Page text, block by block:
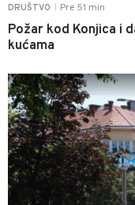
DRUŠTVO Pre 51 min
Požar kod Konjica i
kućama